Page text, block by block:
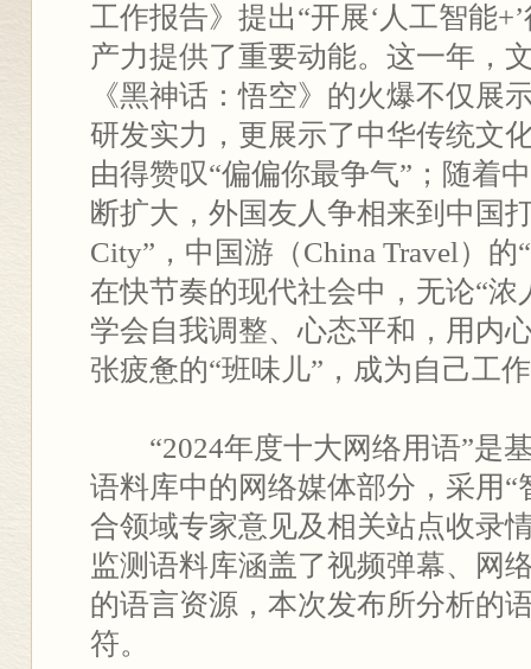
工作报告》提出“开展‘人工智能
产力提供了重要动能。这一年，
《黑神话：悟空》的火爆不仅展
研发实力，更展示了中华传统文
由得赞叹“偏偏你最争气”；随着
断扩大，外国友人争相来到中国
City”，中国游（China Travel）
在快节奏的现代社会中，无论“浓
学会自我调整、心态平和，用内
张疲惫的“班味儿”，成为自己工
“2024年度十大网络用语”是
语料库中的网络媒体部分，采⽤
合领域专家意见及相关站点收录
监测语料库涵盖了视频弹幕、⽹
的语言资源，本次发布所分析的
符。